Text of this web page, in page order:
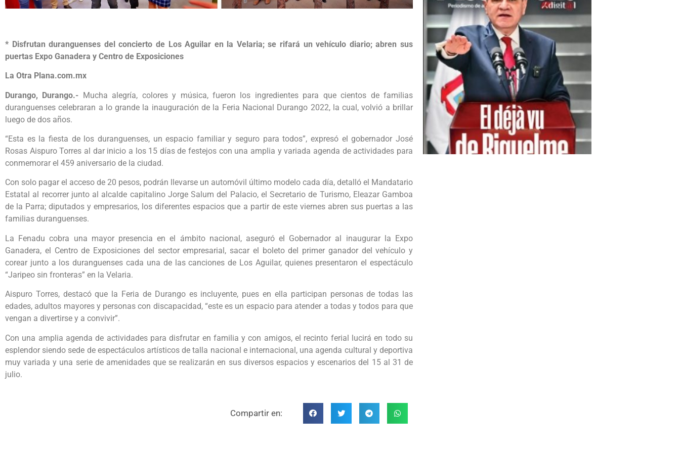
* Disfrutan duranguenses del concierto de Los Aguilar en la Velaria; se rifará un vehículo diario; abren sus
puertas Expo Ganadera y Centro de Exposiciones
La Otra Plana.com.mx
Durango, Durango.- Mucha alegría, colores y música, fueron los ingredientes para que cientos de familias
duranguenses celebraran a lo grande la inauguración de la Feria Nacional Durango 2022, la cual, volvió a brillar
luego de dos años.
“Esta es la fiesta de los duranguenses, un espacio familiar y seguro para todos”, expresó el gobernador José
Rosas Aispuro Torres al dar inicio a los 15 días de festejos con una amplia y variada agenda de actividades para
conmemorar el 459 aniversario de la ciudad.
Con solo pagar el acceso de 20 pesos, podrán llevarse un automóvil último modelo cada día, detalló el Mandatario
Estatal al recorrer junto al alcalde capitalino Jorge Salum del Palacio, el Secretario de Turismo, Eleazar Gamboa
de la Parra; diputados y empresarios, los diferentes espacios que a partir de este viernes abren sus puertas a las
familias duranguenses.
La Fenadu cobra una mayor presencia en el ámbito nacional, aseguró el Gobernador al inaugurar la Expo
Ganadera, el Centro de Exposiciones del sector empresarial, sacar el boleto del primer ganador del vehículo y
corear junto a los duranguenses cada una de las canciones de Los Aguilar, quienes presentaron el espectáculo
“Jaripeo sin fronteras” en la Velaria.
Aispuro Torres, destacó que la Feria de Durango es incluyente, pues en ella participan personas de todas las
edades, adultos mayores y personas con discapacidad, “este es un espacio para atender a todas y todos para que
vengan a divertirse y a convivir”.
Con una amplia agenda de actividades para disfrutar en familia y con amigos, el recinto ferial lucirá en todo su
esplendor siendo sede de espectáculos artísticos de talla nacional e internacional, una agenda cultural y deportiva
muy variada y una serie de amenidades que se realizarán en sus diversos espacios y escenarios del 15 al 31 de
julio.
Compartir en: